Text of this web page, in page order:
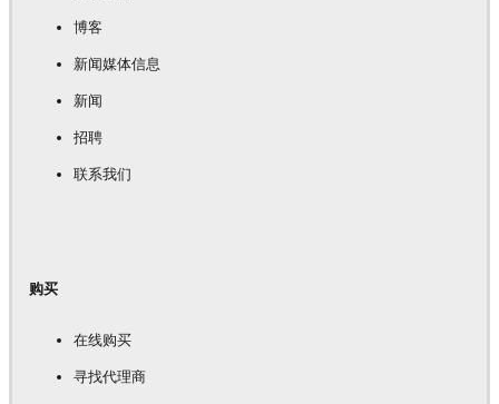
博客
新闻媒体信息
新闻
招聘
联系我们
购买
在线购买
寻找代理商